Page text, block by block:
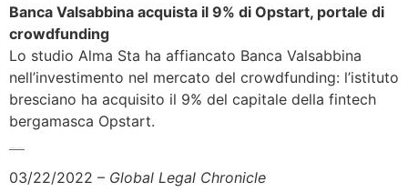
Banca Valsabbina acquista il 9% di Opstart, portale di
crowdfunding
Lo studio Alma Sta ha affiancato Banca Valsabbina
nell’investimento nel mercato del crowdfunding: l’istituto
bresciano ha acquisito il 9% del capitale della fintech
bergamasca Opstart.
03/22/2022 – Global Legal Chronicle